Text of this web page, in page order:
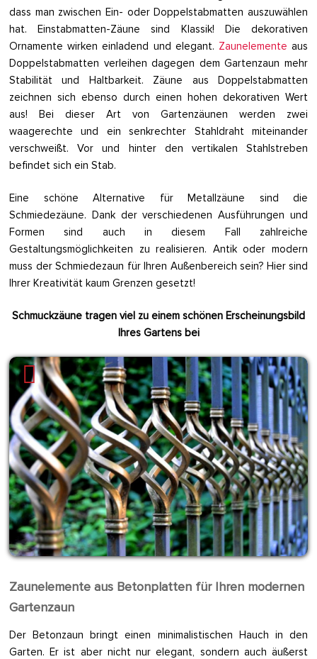
dass man zwischen Ein- oder Doppelstabmatten auszuwählen
hat. Einstabmatten-Zäune sind Klassik! Die dekorativen
Ornamente wirken einladend und elegant. Zaunelemente aus
Doppelstabmatten verleihen dagegen dem Gartenzaun mehr
Stabilität und Haltbarkeit. Zäune aus Doppelstabmatten
zeichnen sich ebenso durch einen hohen dekorativen Wert
aus! Bei dieser Art von Gartenzäunen werden zwei
waagerechte und ein senkrechter Stahldraht miteinander
verschweißt. Vor und hinter den vertikalen Stahlstreben
befindet sich ein Stab.
Eine schöne Alternative für Metallzäune sind die
Schmiedezäune. Dank der verschiedenen Ausführungen und
Formen sind auch in diesem Fall zahlreiche
Gestaltungsmöglichkeiten zu realisieren. Antik oder modern
muss der Schmiedezaun für Ihren Außenbereich sein? Hier sind
Ihrer Kreativität kaum Grenzen gesetzt!
Schmuckzäune tragen viel zu einem schönen Erscheinungsbild
Ihres Gartens bei
Zaunelemente aus Betonplatten für Ihren modernen
Gartenzaun
Der Betonzaun bringt einen minimalistischen Hauch in den
Garten. Er ist aber nicht nur elegant, sondern auch äußerst